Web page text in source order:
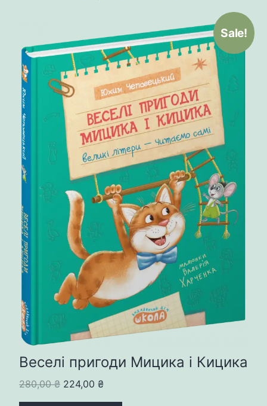
Sale!
Веселі пригоди Мицика і Кицика
280,00₴ Original
price
224,00 ₴Current
price